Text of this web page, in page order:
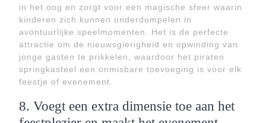
in het oog en zorgt voor een magische sfeer waarin
kinderen zich kunnen onderdompelen in
avontuurlijke speelmomenten. Het is de perfecte
attractie om de nieuwsgierigheid en opwinding van
jonge gasten te prikkelen, waardoor het piraten
springkasteel een onmisbare toevoeging is voor elk
feestje of evenement.
8. Voegt een extra dimensie toe aan het